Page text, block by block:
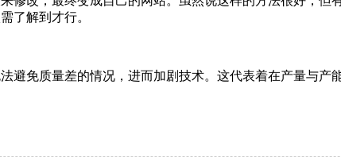
了解到才行。
免质量差的情况，进而加剧技术。这代表着在产量与产